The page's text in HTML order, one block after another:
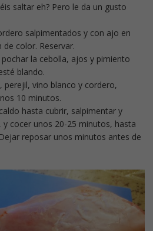
saltar eh? Pero le da un gusto
salpimentados y con ajo en
color. Reservar.
la cebolla, ajos y pimiento
blando.
perejil, vino blanco y cordero,
10 minutos.
hasta cubrir, salpimentar y
y cocer unos 20-25 minutos, hasta
reposar unos minutos antes de